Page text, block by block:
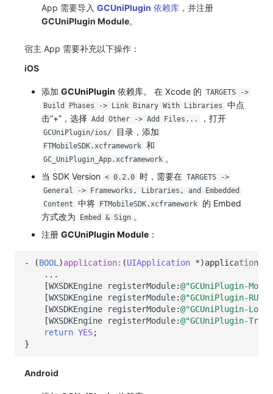
App 需要导入 GCUniPlugin 依赖库，并注册
GCUniPlugin Module。
宿主 App 需要补充以下操作：
iOS
添加 GCUniPlugin 依赖库。 在 Xcode 的 TARGETS ->
Build Phases -> Link Binary With Libraries
中点
击“+”，选择 Add Other -> Add Files... ，打开
GCUniPlugin/ios/ 目录，添加
FTMobileSDK.xcframework 和
GC_UniPlugin_App.xcframework 。
当 SDK Version < 0.2.0 时，需要在 TARGETS ->
General -> Frameworks, Libraries, and Embedded
Content
中将 FTMobileSDK.xcframework
的 Embed
方式改为
Embed & Sign 。
注册 GCUniPlugin Module：
- (BOOL)application: (UIApplication *)application
...
[WXSDKEngine registerModule:@"GCUniPlugin-
[WXSDKEngine registerModule:@"GCUniPlugin-RUM"
[WXSDKEngine registerModule:@"GCUniPlugin-
[WXSDKEngine registerModule:@"GCUniPlugin-
return YES;
}
Android